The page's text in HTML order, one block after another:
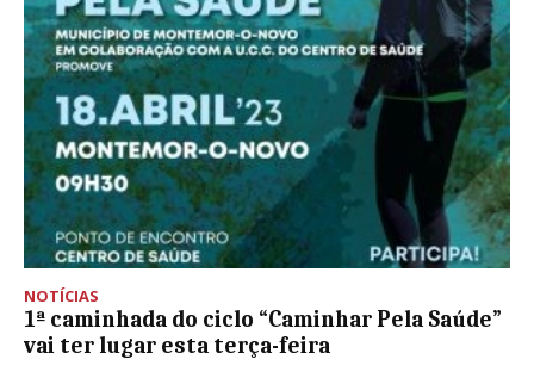
NOTÍCIAS
1ª caminhada do ciclo “Caminhar Pela Saúde”
vai ter lugar esta terça-feira